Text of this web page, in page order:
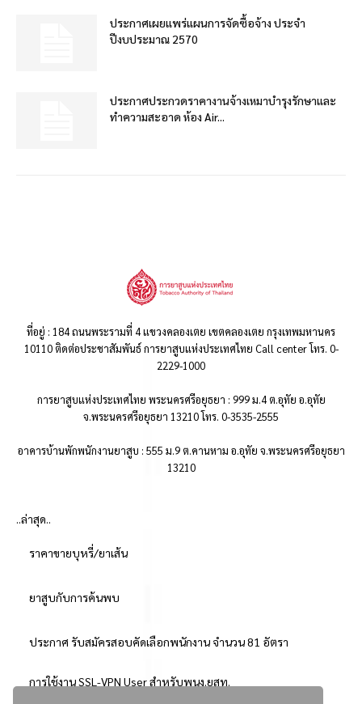
ประกาศเผยแพร่แผนการจัดซื้อจ้าง ประจำ
ปีงบประมาณ 2570
ประกาศประกวดราคางานจ้างเหมาบำรุงรักษาและ
ทำความสะอาด ห้อง Air...
ที่อยู่ : 184 ถนนพระรามที่ 4 แขวงคลองเตย เขตคลองเตย กรุงเทพมหานคร
10110 ติดต่อประชาสัมพันธ์ การยาสูบแห่งประเทศไทย Call center โทร. 0-
2229-1000
การยาสูบแห่งประเทศไทย พระนครศรีอยุธยา : 999 ม.4 ต.อุทัย อ.อุทัย
จ.พระนครศรีอยุธยา 13210 โทร. 0-3535-2555
อาคารบ้านพักพนักงานยาสูบ : 555 ม.9 ต.คานหาม อ.อุทัย จ.พระนครศรีอยุธยา
13210
..ล่าสุด..
ราคาขายบุหรี่/ยาเส้น
ยาสูบกับการค้นพบ
ประกาศ รับสมัครสอบคัดเลือกพนักงาน จำนวน 81 อัตรา
การใช้งาน SSL-VPN User สำหรับพนง.ยสท.